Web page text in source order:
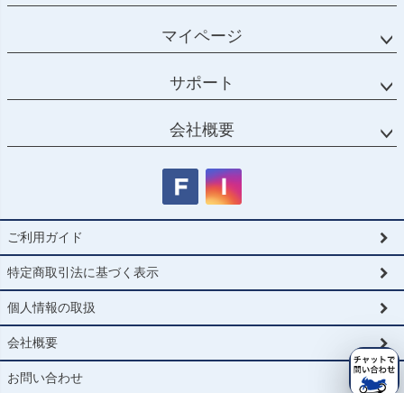
マイページ
サポート
会社概要
ご利用ガイド
特定商取引法に基づく表示
個人情報の取扱
会社概要
お問い合わせ